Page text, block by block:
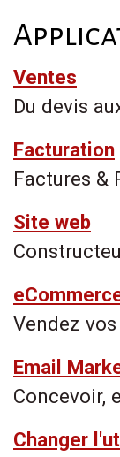
Ventes
Du devis
Facturation
Factures &
Site web
Vendez
Email
Concevoir,
Changer